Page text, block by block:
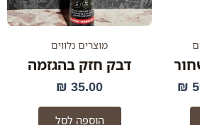
₪
האפשרויות
המוצר
מוצרים נלווים
דבק חזק בהגזמה
35.00
₪
הוספה לסל